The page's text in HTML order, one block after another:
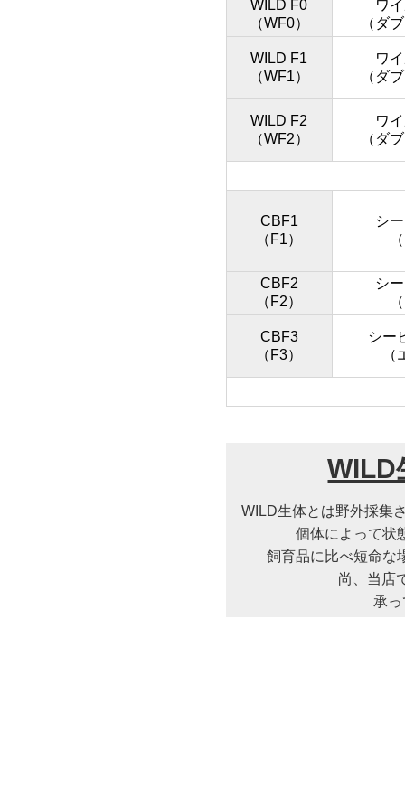
WILD F0
（WF0）
ワ
（ダ
WILD F1
（WF1）
ワ
（ダ
WILD F2
（WF2）
ワ
（ダ
CBF1
（F1）
シ
CBF2
（F2）
シ
CBF3
（F3）
シー
WILD
WILD生体とは野外採集
個体によって状
飼育品に比べ短命な
尚、当店
承